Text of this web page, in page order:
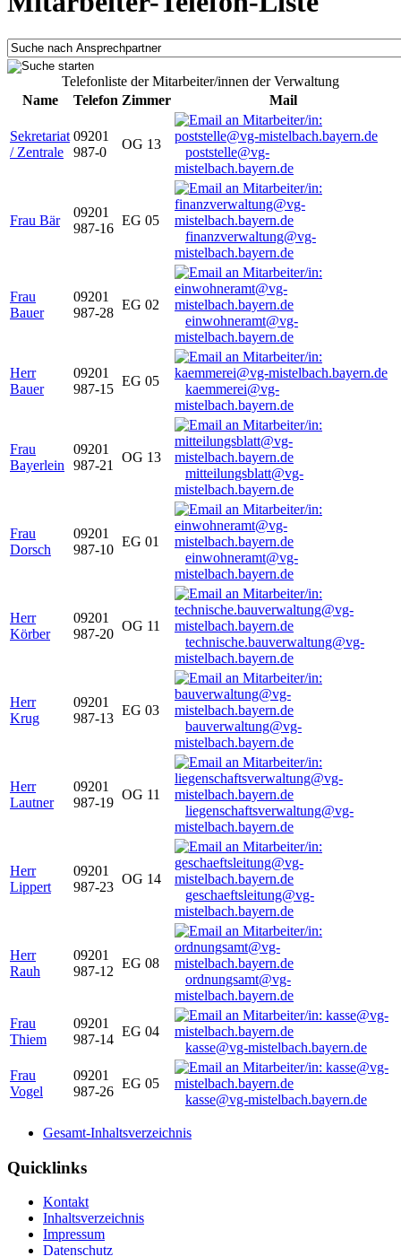
Telefonliste der Mitarbeiter/innen der Verwaltung
Name
Telefon Zimmer Mail
Sekretariat
/ Zentrale
09201
987-0
OG 13
poststelle@vg-
mistelbach.bayern.de
Frau Bär
09201
987-16
EG 05
finanzverwaltung@vg-
mistelbach.bayern.de
Frau
Bauer
09201
987-28
EG 02
einwohneramt@vg-
mistelbach.bayern.de
Herr
Bauer
09201
987-15
EG 05
kaemmerei@vg-
mistelbach.bayern.de
Frau
Bayerlein
09201
987-21
OG 13
mitteilungsblatt@vg-
mistelbach.bayern.de
Frau
Dorsch
09201
987-10
EG 01
einwohneramt@vg-
mistelbach.bayern.de
Herr
Körber
09201
987-20
OG 11
technische.bauverwaltung@vg-
mistelbach.bayern.de
Herr
Krug
09201
987-13
EG 03
bauverwaltung@vg-
mistelbach.bayern.de
Herr
Lautner
09201
987-19
OG 11
liegenschaftsverwaltung@vg-
mistelbach.bayern.de
Herr
Lippert
09201
987-23
OG 14
geschaeftsleitung@vg-
mistelbach.bayern.de
Herr
Rauh
09201
987-12
EG 08
ordnungsamt@vg-
mistelbach.bayern.de
Frau
Thiem
09201
987-14
EG 04
kasse@vg-mistelbach.bayern.de
Frau
Vogel
09201
987-26
EG 05
kasse@vg-mistelbach.bayern.de
Gesamt-Inhaltsverzeichnis
Quicklinks
Kontakt
Inhaltsverzeichnis
Impressum
Datenschutz